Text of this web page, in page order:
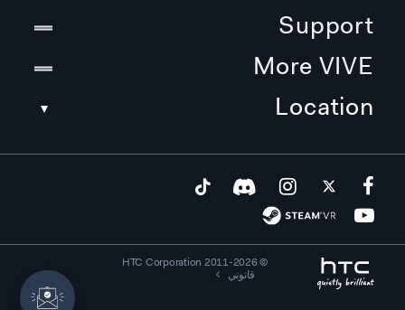
Support
More VIVE
Location
© 2011-2026 HTC Corporation
قانوني